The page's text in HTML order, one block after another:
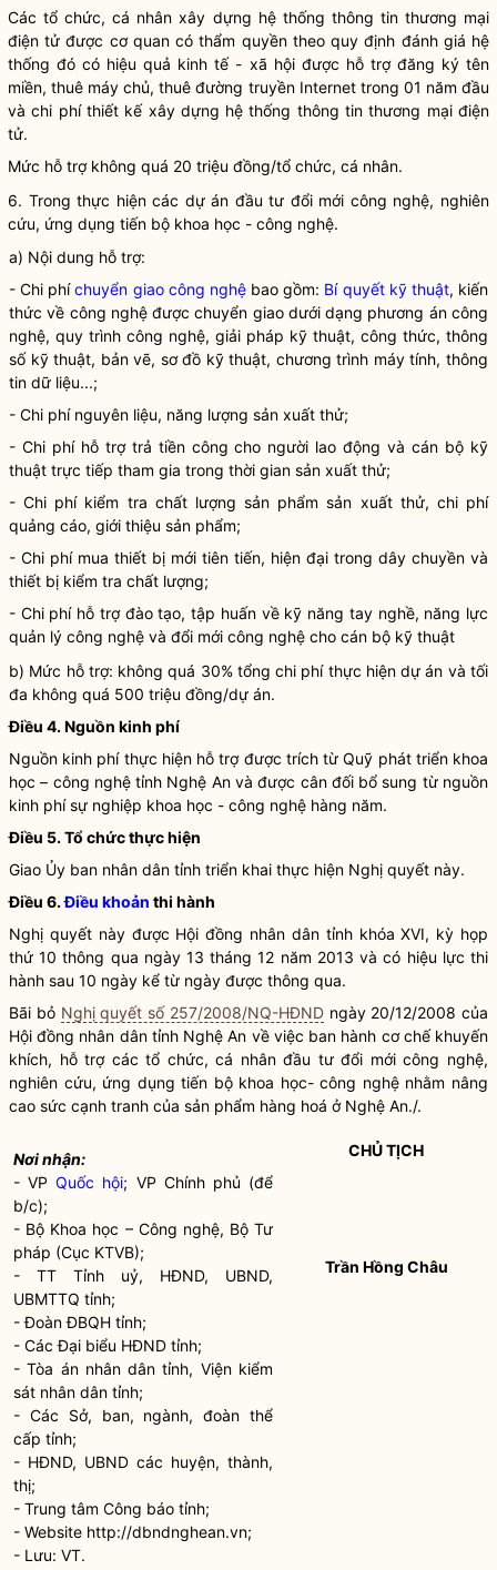
Các tổ chức, cá nhân xây dựng hệ thống thông tin thương mại
điện tử được cơ quan có thẩm quyềntheo quy định đánh giá hệ
thống đó có hiệu quả kinh tế - xã hội được hỗ trợ đăng ký tên
miền, thuê máy chủ, thuê đường truyền Internet trong 01 năm đầu
vàchi phíthiết kế xây dựng hệ thống thông tin thương mại điện
tử.
Mức hỗ trợ không quá 20 triệu đồng/tổ chức, cá nhân.
6. Trong thực hiện các dự án đầu tư đổi mới công nghệ, nghiên
cứu, ứng dụng tiến bộ khoa học - công nghệ.
a) Nội dung hỗ trợ:
-Chi phí chuyển giao công nghệbao gồm: Bí quyết kỹ thuật, kiến
thức về công nghệ được chuyển giao dưới dạng phương án công
nghệ, quy trình công nghệ, giải pháp kỹ thuật, công thức, thông
số kỹ thuật, bản vẽ, sơ đồ kỹ thuật, chương trình máy tính, thông
tin dữ liệu...;
- Chi phínguyên liệu, năng lượng sản xuất thử;
- Chi phíhỗ trợ trả tiền công cho người lao động và cán bộ kỹ
thuật trực tiếp tham gia trong thời gian sản xuất thử;
-Chi phíkiểm tra chất lượng sản phẩm sản xuất thử, chi phí
quảng cáo, giới thiệu sản phẩm;
- Chi phímua thiết bị mới tiên tiến, hiện đại trong dây chuyền và
thiết bị kiểm tra chất lượng;
- Chi phíhỗ trợ đào tạo, tập huấn về kỹ năng tay nghề, năng lực
quản lý công nghệ và đổi mới công nghệ cho cán bộ kỹ thuật
b) Mức hỗ trợ: không quá 30% tổngchi phíthực hiện dự án và tối
đa không quá 500 triệu đồng/dự án.
Điều 4. Nguồn kinh phí
Nguồn kinh phí thực hiện hỗ trợ được trích từ Quỹ phát triển khoa
học – công nghệtỉnh Nghệ An và được cân đối bổ sung từ nguồn
kinh phí sự nghiệp khoa học - công nghệ hàng năm.
Điều 5. Tổ chức thực hiện
Giao Ủy ban nhân dân tỉnh triển khai thực hiện Nghị quyết này.
Điều 6.Điều khoản thi hành
Nghị quyếtnày được Hội đồng nhân dântỉnh khóa XVI, kỳ họp
thứ 10 thông qua ngày 13 tháng 12 năm 2013 và có hiệu lực thi
hành sau 10 ngày kể từ ngày được thông qua.
Bãi bỏ Nghị quyết số 257/2008/NQ-HĐNDngày 20/12/2008 của
Hội đồng nhân dântỉnh Nghệ An về việc ban hành cơ chế khuyến
khích, hỗ trợ các tổ chức, cá nhân đầu tư đổi mớicông nghệ,
nghiên cứu, ứng dụng tiến bộ khoa học-công nghệnhằm nâng
cao sức cạnh tranh của sản phẩm hàng hoá ở Nghệ An./.
Nơi nhận:
- VPQuốc hội; VP Chính phủ (để
b/c);
- Bộ Khoa học – Công nghệ, Bộ Tư
pháp (Cục KTVB);
- TT Tỉnh uỷ, HĐND, UBND,
UBMTTQ tỉnh;
- Đoàn ĐBQH tỉnh;
- Các Đại biểu HĐND tỉnh;
- Tòa án nhân dân tỉnh, Viện kiểm
sát nhân dân tỉnh;
- Các Sở, ban, ngành, đoàn thể
cấp tỉnh;
- HĐND, UBND các huyện, thành,
thị;
- Trung tâm Công báo tỉnh;
- Website http://dbndnghean.vn;
- Lưu: VT.
CHỦ TỊCH
Trần Hồng Châu